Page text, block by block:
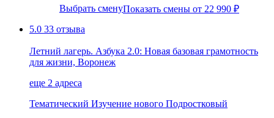
Выбрать сменуПоказать смены от 22 990 ₽
5.0 33 отзыва
Летний лагерь. Азбука 2.0: Новая базовая грамотность
для жизни, Воронеж
еще 2 адреса
Тематический Изучение нового Подростковый